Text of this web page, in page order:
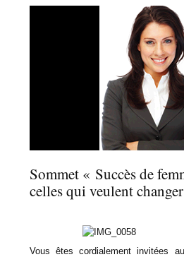
Sommet « Succès de
celles qui veulent
Vous êtes cordialement invitées